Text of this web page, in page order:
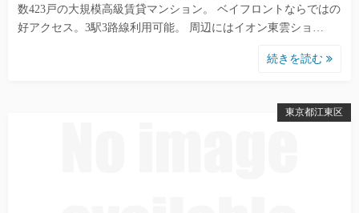
数423戸の大規模高級賃貸マンション。 ベイフロントならではの
好アクセス。3駅3路線利用可能。 周辺にはイオン東雲ショ…
続きを読む
東京都江東区